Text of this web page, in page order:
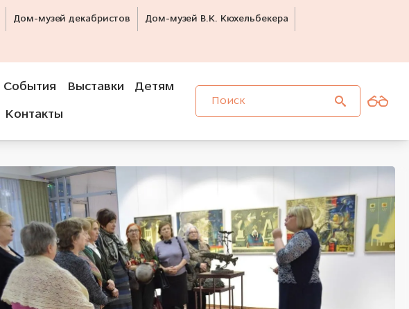
Дом-музей декабристов Дом-музей В.К. Кюхельбекера
События Выставки Детям
Контакты